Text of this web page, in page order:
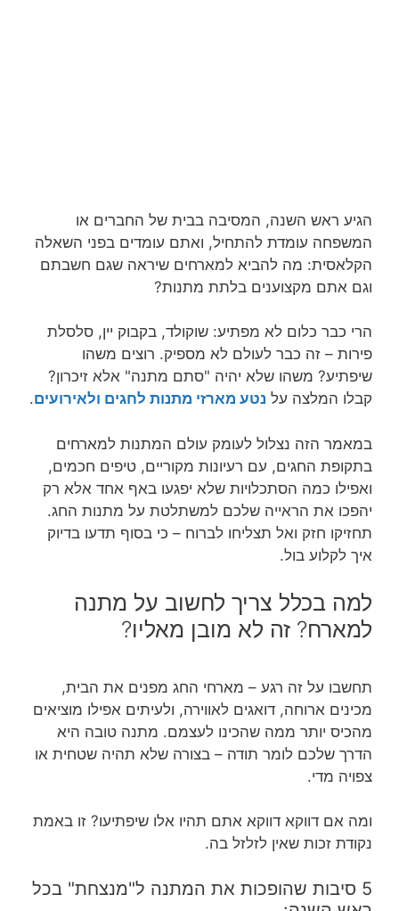
הגיע ראש השנה, המסיבה בבית של החברים או
המשפחה עומדת להתחיל, ואתם עומדים בפני השאלה
הקלאסית: מה להביא למארחים שיראה שגם חשבתם
וגם אתם מקצוענים בלתת מתנות?
הרי כבר כלום לא מפתיע: שוקולד, בקבוק יין, סלסלת
פירות – זה כבר לעולם לא מספיק. רוצים משהו
שיפתיע? משהו שלא יהיה "סתם מתנה" אלא זיכרון?
קבלו המלצה על נטע מארזי מתנות לחגים ולאירועים.
במאמר הזה נצלול לעומק עולם המתנות למארחים
בתקופת החגים, עם רעיונות מקוריים, טיפים חכמים,
ואפילו כמה הסתכלויות שלא יפגעו באף אחד אלא רק
יהפכו את הראייה שלכם למשתלטת על מתנות החג.
תחזיקו חזק ואל תצליחו לברוח – כי בסוף תדעו בדיוק
איך לקלוע בול.
למה בכלל צריך לחשוב על מתנה
למארח? זה לא מובן מאליו?
תחשבו על זה רגע – מארחי החג מפנים את הבית,
מכינים ארוחה, דואגים לאווירה, ולעיתים אפילו מוציאים
מהכיס יותר ממה שהכינו לעצמם. מתנה טובה היא
הדרך שלכם לומר תודה – בצורה שלא תהיה שטחית או
צפויה מדי.
ומה אם דווקא דווקא אתם תהיו אלו שיפתיעו? זו באמת
נקודת זכות שאין לזלזל בה.
5 סיבות שהופכות את המתנה ל"מנצחת" בכל